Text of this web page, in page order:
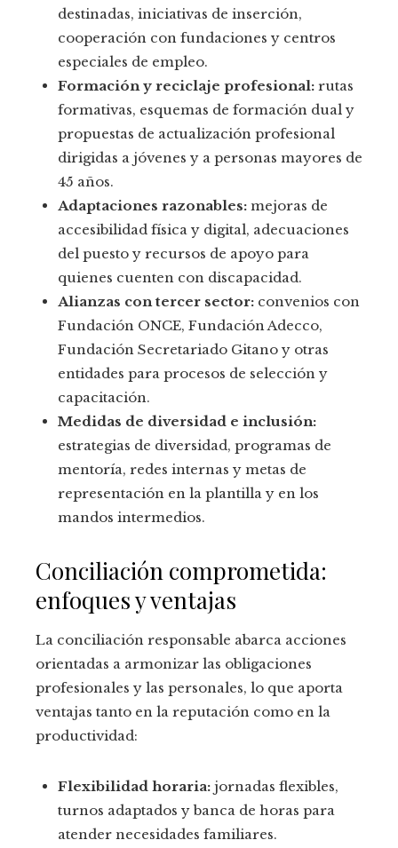
destinadas, iniciativas de inserción,
cooperación con fundaciones y centros
especiales de empleo.
Formación y reciclaje profesional: rutas
formativas, esquemas de formación dual y
propuestas de actualización profesional
dirigidas a jóvenes y a personas mayores de
45 años.
Adaptaciones razonables: mejoras de
accesibilidad física y digital, adecuaciones
del puesto y recursos de apoyo para
quienes cuenten con discapacidad.
Alianzas con tercer sector: convenios con
Fundación ONCE, Fundación Adecco,
Fundación Secretariado Gitano y otras
entidades para procesos de selección y
capacitación.
Medidas de diversidad e inclusión:
estrategias de diversidad, programas de
mentoría, redes internas y metas de
representación en la plantilla y en los
mandos intermedios.
Conciliación comprometida:
enfoques y ventajas
La conciliación responsable abarca acciones
orientadas a armonizar las obligaciones
profesionales y las personales, lo que aporta
ventajas tanto en la reputación como en la
productividad:
Flexibilidad horaria: jornadas flexibles,
turnos adaptados y banca de horas para
atender necesidades familiares.